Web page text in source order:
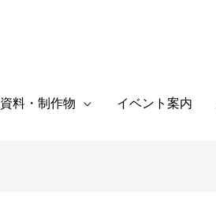
料・制作物 イベント案内